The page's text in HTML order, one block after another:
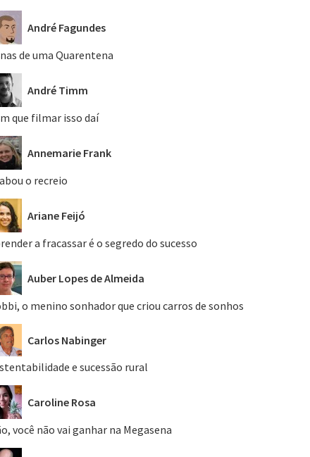
André Fagundes
de uma Quarentena
André Timm
que filmar isso daí
Annemarie Frank
o recreio
Ariane Feijó
a fracassar é o segredo do sucesso
Auber Lopes de Almeida
o menino sonhador que criou carros de sonhos
Carlos Nabinger
e sucessão rural
Caroline Rosa
você não vai ganhar na Megasena